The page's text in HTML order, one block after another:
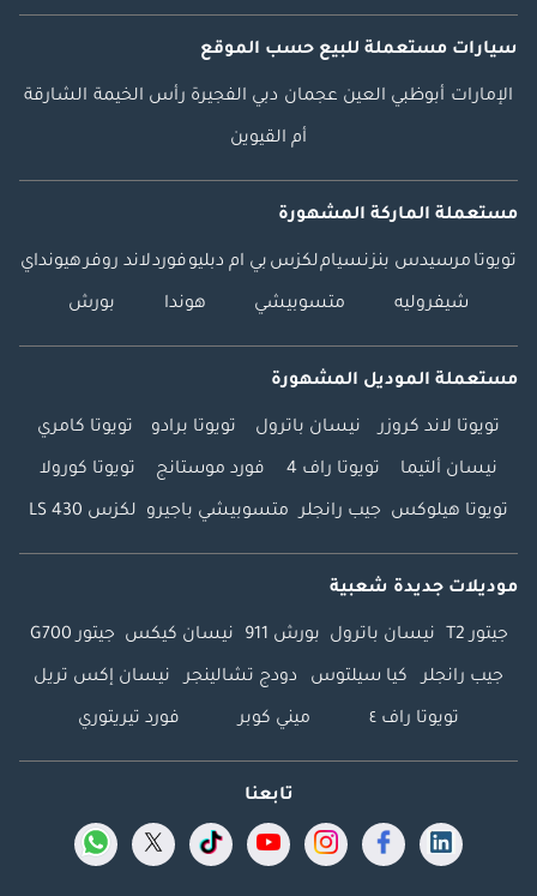
سيارات مستعملة للبيع حسب الموقع
الإمارات أبوظبي العين عجمان دبي الفجيرة رأس الخيمة الشارقة
أم القيوين
مستعملة الماركة المشهورة
تويوتا مرسيدس بنزنسياملكزس بي ام دبليوفوردلاند روفرهيونداي
شيفروليه متسوبيشي هوندا بورش
مستعملة الموديل المشهورة
تويوتا لاند كروزر نيسان باترول تويوتا برادو تويوتا كامري
نيسان ألتيما تويوتا راف 4 فورد موستانج تويوتا كورولا
تويوتا هيلوكس جيب رانجلر متسوبيشي باجيرو لكزس LS 430
موديلات جديدة شعبية
جيتور T2 نيسان باترول بورش 911 نيسان كيكس جيتور G700
جيب رانجلر كيا سيلتوس دودج تشالينجر نيسان إكس تريل
تويوتا راف ٤ ميني كوبر فورد تيريتوري
تابعنا